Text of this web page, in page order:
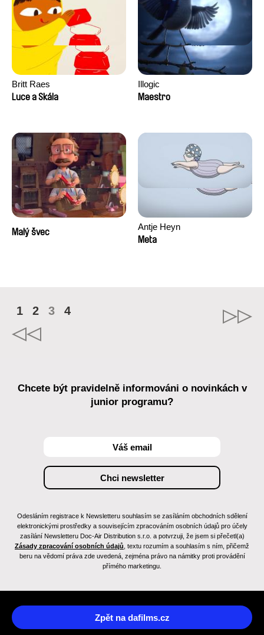
Britt Raes
Luce a Skála
Illogic
Maestro
Malý švec
Antje Heyn
Meta
1 2 3 4
Chcete být pravidelně informováni o novinkách v
junior programu?
Odesláním registrace k Newsletteru souhlasím se zasíláním obchodních sdělení
elektronickými prostředky a souvisejícím zpracováním osobních údajů pro účely
zasílání Newsletteru Doc-Air Distribution s.r.o. a potvrzuji, že jsem si přečetl(a)
Zásady zpracování osobních údajů , textu rozumím a souhlasím s ním, přičemž
beru na vědomí práva zde uvedená, zejména právo na námitky proti provádění
přímého marketingu.
Zpět na dafilms.cz